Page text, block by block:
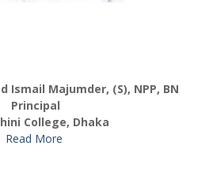
Ismail Majumder, (S), NPP, BN
Principal
College, Dhaka
Read More